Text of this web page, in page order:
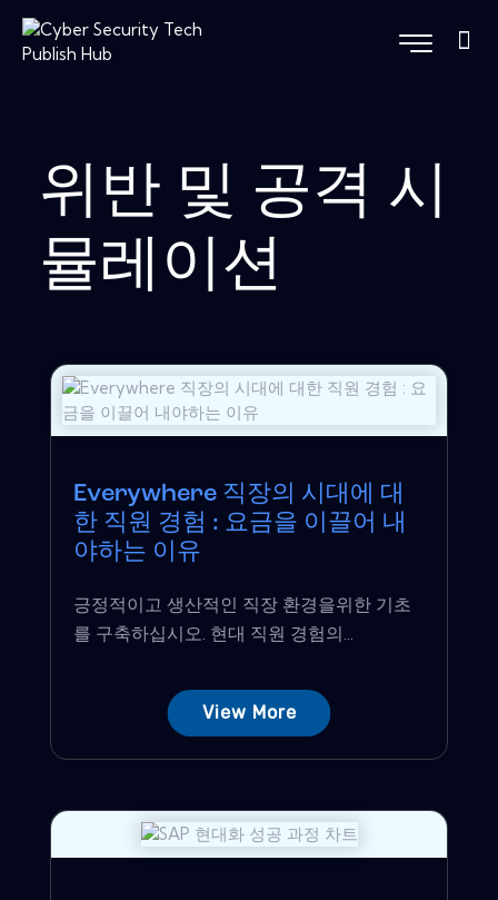
위반 및 공격 시
뮬레이션
Everywhere 직장의 시대에 대
한 직원 경험 : 요금을 이끌어 내
야하는 이유
긍정적이고 생산적인 직장 환경을위한 기초
를 구축하십시오. 현대 직원 경험의...
View More